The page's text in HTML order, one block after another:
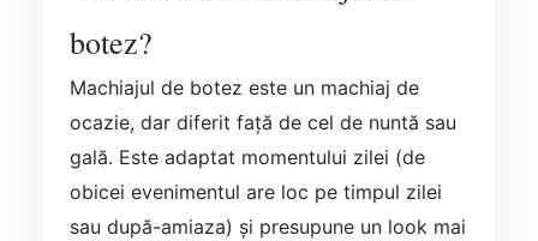
botez?
Machiajul de botez este un machiaj de
ocazie, dar diferit față de cel de nuntă sau
gală. Este adaptat momentului zilei (de
obicei evenimentul are loc pe timpul zilei
sau după-amiaza) și presupune un look mai